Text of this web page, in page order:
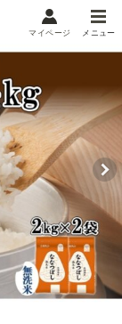
メニュー
マイページ